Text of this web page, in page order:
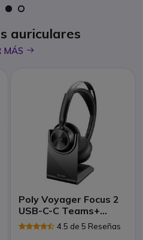
auriculares
MÁS
Poly Voyager Focus 2
USB-C-C Teams+
adaptador USB-C/A+
Base
4.5 de 5 Reseñas